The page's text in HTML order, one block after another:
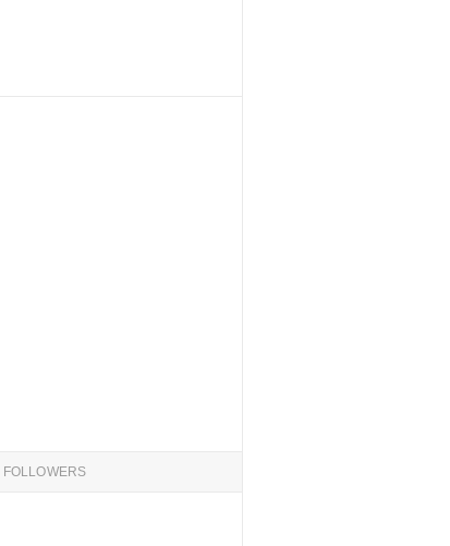
FOLLOWERS